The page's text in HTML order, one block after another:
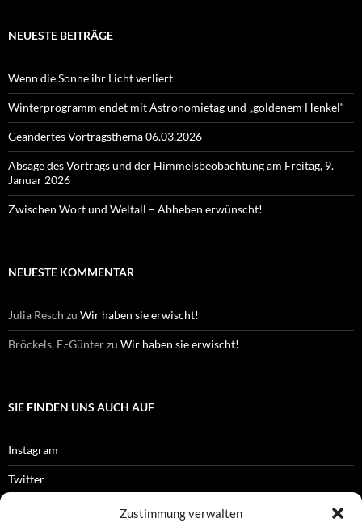
Zustimmung verwalten
NEUESTE BEITRÄGE
Wenn die Sonne ihr Licht verliert
Winterprogramm endet mit Astronomietag und „goldenem Henkel“
Geändertes Vortragsthema 06.03.2026
Absage des Vortrags und der Himmelsbeobachtung am Freitag, 9.
Januar 2026
Zwischen Wort und Weltall – Abheben erwünscht!
NEUESTE KOMMENTAR
Julia Resch zu Wir haben sie erwischt!
Bröckels, E.-Günterzu Wir haben sie erwischt!
SIE FINDEN UNS AUCH AUF
Instagram
Twitter